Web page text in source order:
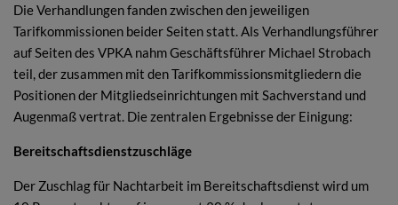
Die Verhandlungen fanden zwischen den jeweiligen
Tarifkommissionen beider Seiten statt. Als Verhandlungsführer
auf Seiten des VPKA nahm Geschäftsführer Michael Strobach
teil, der zusammen mit den Tarifkommissionsmitgliedern die
Positionen der Mitgliedseinrichtungen mit Sachverstand und
Augenmaß vertrat. Die zentralen Ergebnisse der Einigung:
Bereitschaftsdienstzuschläge
Der Zuschlag für Nachtarbeit im Bereitschaftsdienst wird um